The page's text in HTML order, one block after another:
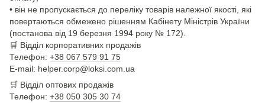
• він не пропускається до переліку товарів належної якості, які
повертаються обмежено рішенням Кабінету Міністрів України
(постанова від 19 березня 1994 року № 172).
🛒 Відділ корпоративних продажів
Телефон: +38 067 579 91 75
E-mail: helper.corp@loksi.com.ua
🛒 Відділ оптових продажів
Телефон: +38 050 305 30 74